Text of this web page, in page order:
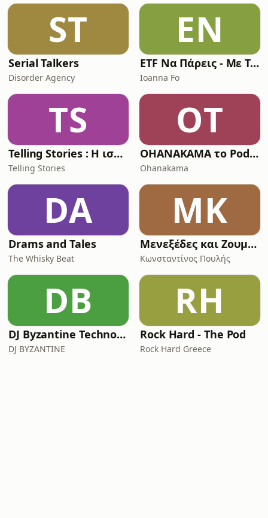
ST
Serial Talkers
Disorder Agency
EΝ
ETF Να Πάρεις - Με Την Ioanna Fo
Ioanna Fo
TS
Telling Stories : Η ιστορία όπως δεν την ξέρατε!
Telling Stories
OΤ
OHANAKAMA το Podcast
Ohanakama
DA
Drams and Tales
The Whisky Beat
ΜΚ
Μενεξέδες και Ζουμπούλια
Κωνσταντίνος Πουλής
DB
DJ Byzantine Techno Podcast
DJ BYZANTINE
RH
Rock Hard - The Pod
Rock Hard Greece